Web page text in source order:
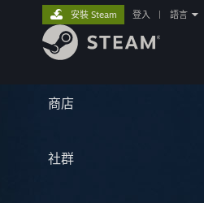
商店
社群
安裝 Steam 登入 語言